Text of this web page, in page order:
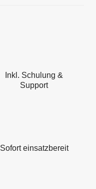
Inkl. Schulung &
Support
Sofort einsatzbereit